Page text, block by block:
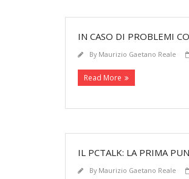
IN CASO DI PROBLEMI
By Maurizio Gaetano Reale
Read More
IL PCTALK: LA PRIMA
By Maurizio Gaetano Reale